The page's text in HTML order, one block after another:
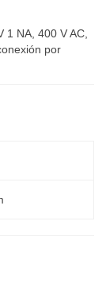
NA, 400 V AC,
por